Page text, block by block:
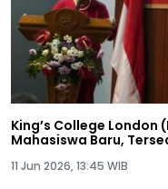
King’s College London
Mahasiswa Baru,
11 Jun 2026, 13:45 WIB